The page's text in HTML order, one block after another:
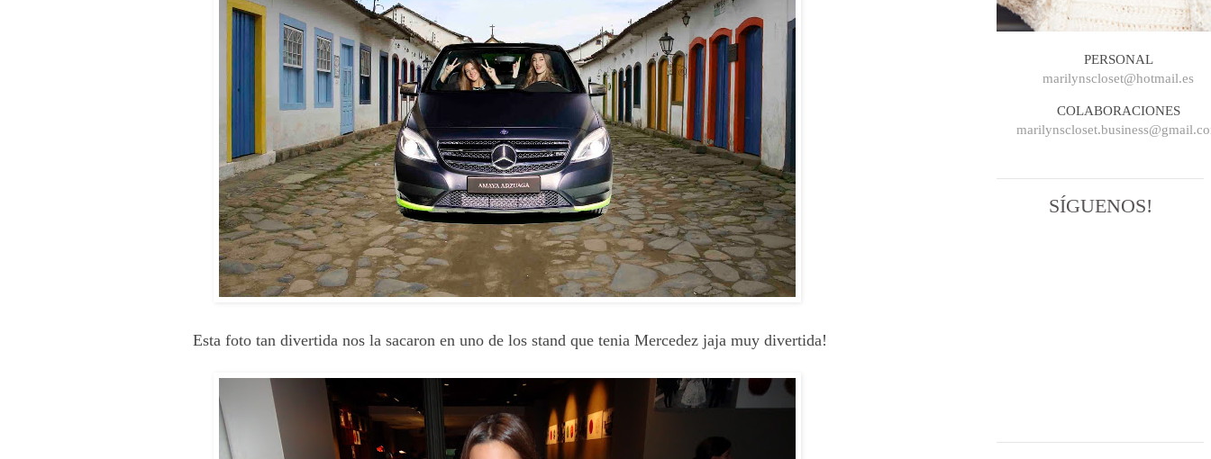
Esta foto tan divertida nos la sacaron en uno de los stand que tenia Mercedez jaja muy divertida!
PERSONAL
marilynscloset@hotmail.es
COLABORACIONES
SÍGUENOS!